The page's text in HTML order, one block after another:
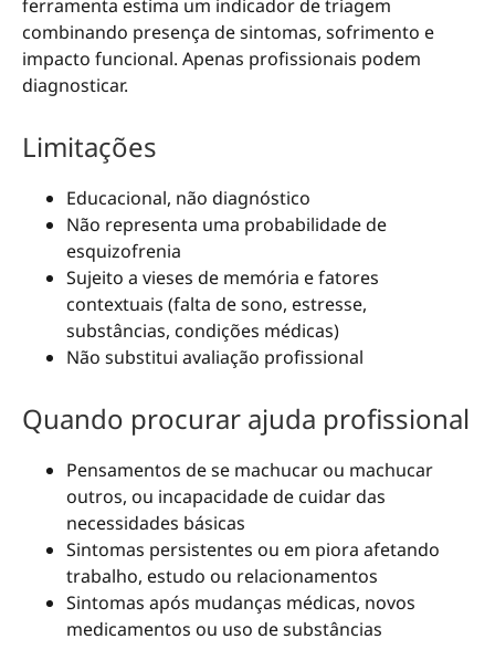
ferramenta estima um indicador de triagem
combinando presença de sintomas, sofrimento e
impacto funcional. Apenas profissionais podem
diagnosticar.
Limitações
Educacional, não diagnóstico
Não representa uma probabilidade de
esquizofrenia
Sujeito a vieses de memória e fatores
contextuais (falta de sono, estresse,
substâncias, condições médicas)
Não substitui avaliação profissional
Quando procurar ajuda profissional
Pensamentos de se machucar ou machucar
outros, ou incapacidade de cuidar das
necessidades básicas
Sintomas persistentes ou em piora afetando
trabalho, estudo ou relacionamentos
Sintomas após mudanças médicas, novos
medicamentos ou uso de substâncias